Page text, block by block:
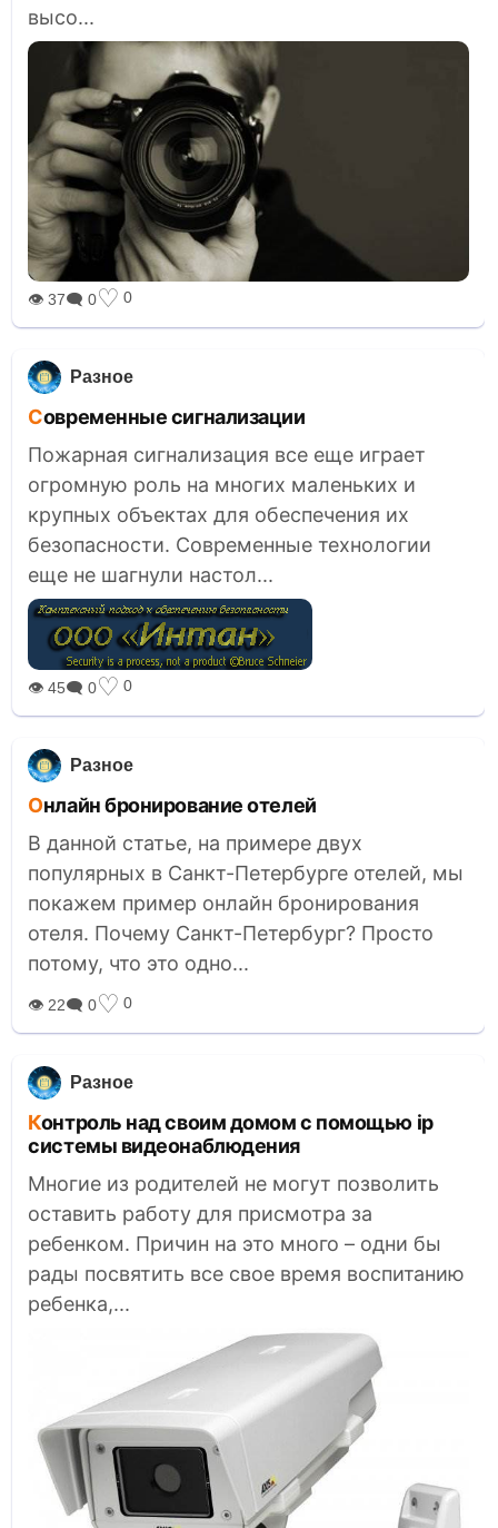
высо...
👁 37🗨 0♡ 0
Разное
Современные сигнализации
Пожарная сигнализация все еще играет
огромную роль на многих маленьких и
крупных объектах для обеспечения их
безопасности. Современные технологии
еще не шагнули настол...
👁 45🗨 0♡ 0
Разное
Онлайн бронирование отелей
В данной статье, на примере двух
популярных в Санкт-Петербурге отелей, мы
покажем пример онлайн бронирования
отеля. Почему Санкт-Петербург? Просто
потому, что это одно...
👁 22🗨 0♡ 0
Разное
Контроль над своим домом с помощью ip
системы видеонаблюдения
Многие из родителей не могут позволить
оставить работу для присмотра за
ребенком. Причин на это много – одни бы
рады посвятить все свое время воспитанию
ребенка,...